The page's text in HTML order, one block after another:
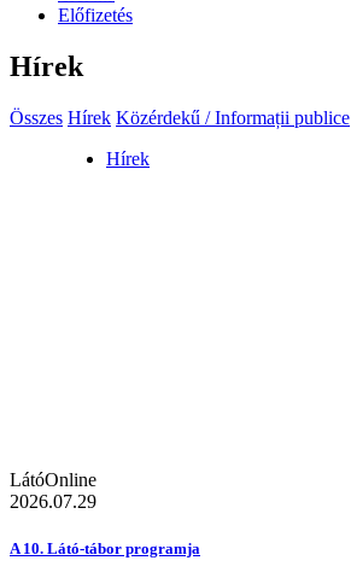
Előfizetés
Hírek
Összes Hírek Közérdekű / Informații publice
Hírek
LátóOnline
2026.07.29
A 10. Látó-tábor programja